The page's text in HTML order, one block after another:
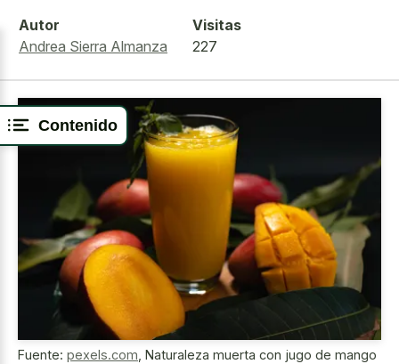
Contenido
Autor
Andrea Sierra Almanza
Visitas
227
Fuente: pexels.com Naturaleza muerta con jugo de mango